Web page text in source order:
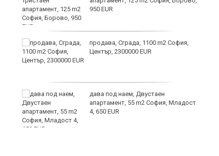
950 EUR
продава, Сграда, 1100 m2 София,
Център, 2300000 EUR
дава под наем, Двустаен
апартамент, 55 m2 София, Младост
4, 650 EUR